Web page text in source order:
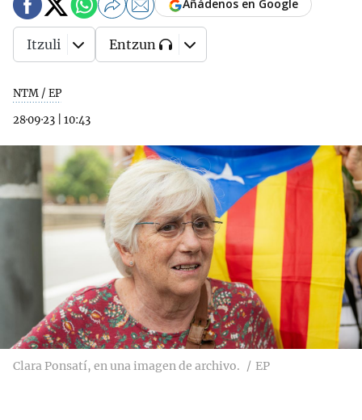
NTM / EP
28·09·23
10:43
Añádenos en Google
Itzuli Entzun
Clara Ponsatí, en una imagen de archivo. EP